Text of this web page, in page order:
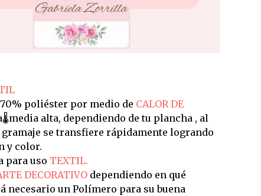
poliéster por medio de CALOR DE
alta, dependiendo de tu plancha , al
gramaje se transfiere rápidamente logrando
y color.
para uso TEXTIL.
DECORATIVO dependiendo en qué
necesario un Polímero para su buena